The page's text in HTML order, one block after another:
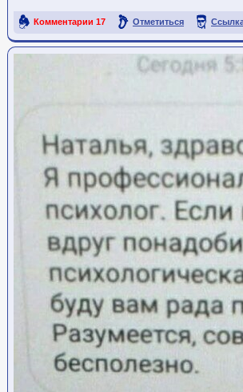
Комментарии 17 Отметиться